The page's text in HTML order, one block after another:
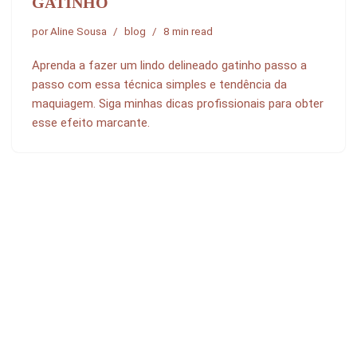
porAline Sousa blog 8 min read
Aprenda a fazer um lindo delineado gatinho passo a
passo com essa técnica simples e tendência da
maquiagem. Siga minhas dicas profissionais para obter
esse efeito marcante.